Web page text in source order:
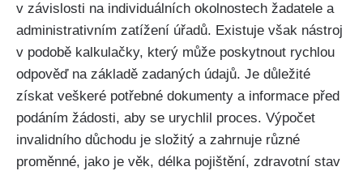
v závislosti na individuálních okolnostech žadatele a
administrativním zatížení úřadů. Existuje však nástroj
v podobě kalkulačky, který může poskytnout rychlou
odpověď na základě zadaných údajů. Je důležité
získat veškeré potřebné dokumenty a informace před
podáním žádosti, aby se urychlil proces. Výpočet
invalidního důchodu je složitý a zahrnuje různé
proměnné, jako je věk, délka pojištění, zdravotní stav